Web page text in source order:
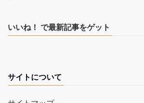
いいね！ で最新記事をゲット
サイトについて